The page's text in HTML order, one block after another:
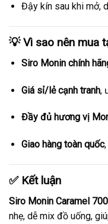
Đậy kín sau khi mở,
💡 Vì sao nên mua
Siro Monin chính
Giá sỉ/lẻ cạnh tranh,
Đầy đủ hương vị
Giao hàng toàn quốc
✅ Kết luận
Siro Monin Caramel
nhẹ, dễ mix đồ uống,